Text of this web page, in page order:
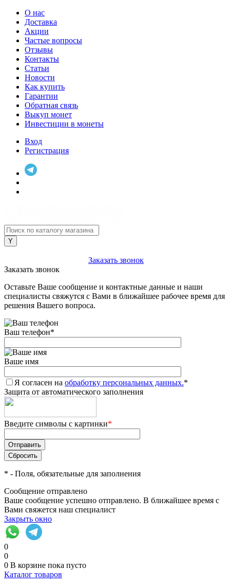
О нас
Доставка
Акции
Частые вопросы
Отзывы
Контакты
Статьи
Новости
Как купить
Гарантии
Обратная связь
Выкуп монет
Инвестиции в монеты
Вход
Регистрация
Заказать звонок
Заказать звонок
Оставьте Ваше сообщение и контактные данные и наши
специалисты свяжутся с Вами в ближайшее рабочее время для
решения Вашего вопроса.
Ваш телефон*
Ваше имя
Я согласен на обработку персональных данных.*
Защита от автоматического заполнения
Введите символы с картинки*
* - Поля, обязательные для заполнения
Сообщение отправлено
Ваше сообщение успешно отправлено. В ближайшее время с
Вами свяжется наш специалист
Закрыть окно
0
0
0 В корзине пока пусто
Каталог товаров